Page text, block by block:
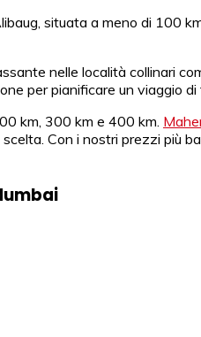
situata a meno di 100
nelle località collinari
per pianificare un viaggio
km, 300 km e 400 km.
Con i nostri prezzi più